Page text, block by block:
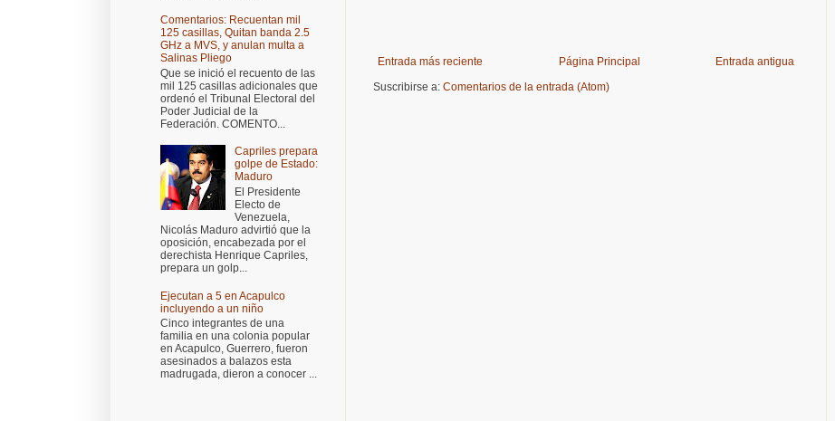
Entrada más reciente Entrada antigua
Página Principal
Suscribirse a: Comentarios de la entrada (Atom)
Comentarios: Recuentan mil
125 casillas, Quitan banda 2.5
GHz a MVS, y anulan multa a
Salinas Pliego
Que se inició el recuento de las
mil 125 casillas adicionales que
ordenó el Tribunal Electoral del
Poder Judicial de la
Federación. COMENTO...
Capriles prepara
golpe de Estado:
Maduro
El Presidente
Electo de
Venezuela,
Nicolás Maduro advirtió que la
oposición, encabezada por el
derechista Henrique Capriles,
prepara un golp...
Ejecutan a 5 en Acapulco
incluyendo a un niño
Cinco integrantes de una
familia en una colonia popular
en Acapulco, Guerrero, fueron
asesinados a balazos esta
madrugada, dieron a conocer ...